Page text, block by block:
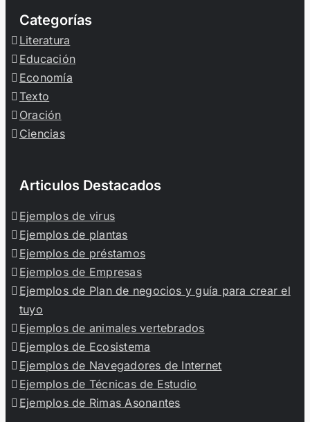
Categorías
Literatura
Educación
Economía
Texto
Oración
Ciencias
Articulos Destacados
Ejemplos de virus
Ejemplos de plantas
Ejemplos de préstamos
Ejemplos de Empresas
Ejemplos de Plan de negocios y guía para crear el
tuyo
Ejemplos de animales vertebrados
Ejemplos de Ecosistema
Ejemplos de Navegadores de Internet
Ejemplos de Técnicas de Estudio
Ejemplos de Rimas Asonantes